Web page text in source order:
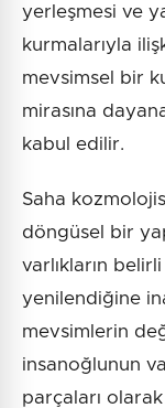
yerleşmesi ve
kurmalarıyla
mevsimsel bir
mirasına
kabul edilir.
Saha
döngüsel bir
varlıkların
yenilendiğine
mevsimlerin
insanoğlunun
parçaları